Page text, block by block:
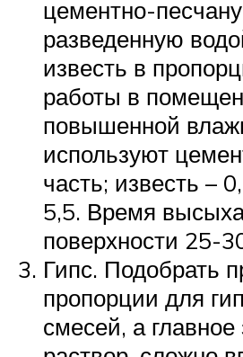
цементно-
разведенную
известь в
работы в
повышенной
используют
часть; известь –
5,5. Время
поверхности 25-
Гипс. Подобрать
пропорции для
смесей, а